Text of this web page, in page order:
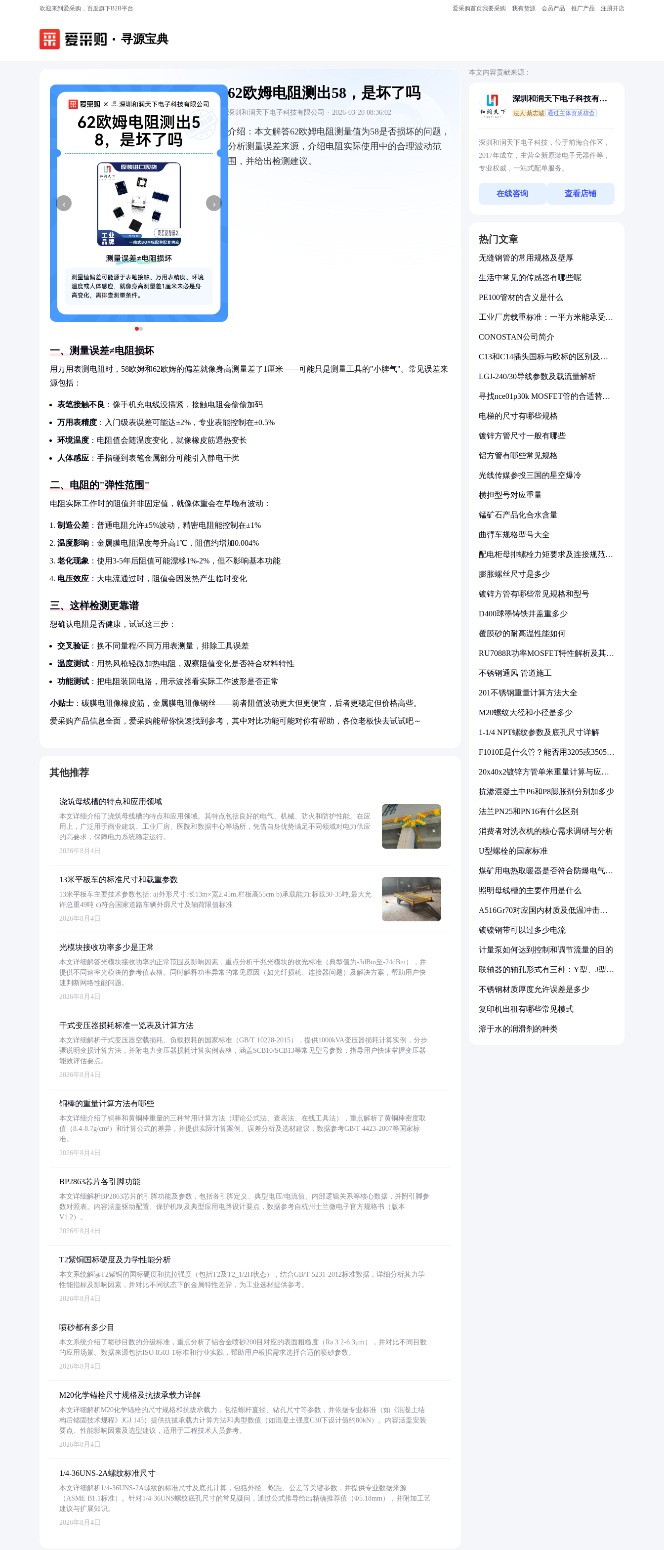
欢迎来到爱采购，百度旗下B2B平台 爱采购首页我要采购 我有货源 会员产品 推广产品 注册开店
寻源宝典
‹ ›
62欧姆电阻测出58，是坏了吗
深圳和润天下电子科技有限公司 · 2026-03-20 08:36:02
介绍： 本文解答62欧姆电阻测量值为58是否损坏的问题，
分析测量误差来源，介绍电阻实际使用中的合理波动范
围，并给出检测建议。
一、测量误差≠电阻损坏
用万用表测电阻时，58欧姆和62欧姆的偏差就像身高测量差了1厘米——可能只是测量工具的"小脾气"。常见误差来
源包括：
表笔接触不良 ：像手机充电线没插紧，接触电阻会偷偷加码
万用表精度 ：入门级表误差可能达±2%，专业表能控制在±0.5%
环境温度 ：电阻值会随温度变化，就像橡皮筋遇热变长
人体感应 ：手指碰到表笔金属部分可能引入静电干扰
二、电阻的"弹性范围"
电阻实际工作时的阻值并非固定值，就像体重会在早晚有波动：
制造公差 ：普通电阻允许±5%波动，精密电阻能控制在±1%
温度影响 ：金属膜电阻温度每升高1℃，阻值约增加0.004%
老化现象 ：使用3-5年后阻值可能漂移1%-2%，但不影响基本功能
电压效应 ：大电流通过时，阻值会因发热产生临时变化
三、这样检测更靠谱
想确认电阻是否健康，试试这三步：
交叉验证 ：换不同量程/不同万用表测量，排除工具误差
温度测试 ：用热风枪轻微加热电阻，观察阻值变化是否符合材料特性
功能测试 ：把电阻装回电路，用示波器看实际工作波形是否正常
小贴士 ：碳膜电阻像橡皮筋，金属膜电阻像钢丝——前者阻值波动更大但更便宜，后者更稳定但价格高些。
爱采购产品信息全面，爱采购能帮你快速找到参考，其中对比功能可能对你有帮助，各位老板快去试试吧～
其他推荐
浇筑母线槽的特点和应用领域
本文详细介绍了浇筑母线槽的特点和应用领域。其特点包括良好的电气、机械、防火和防护性能。在应
用上，广泛用于商业建筑、工业厂房、医院和数据中心等场所，凭借自身优势满足不同领域对电力供应
的高要求，保障电力系统稳定运行。
2026年8月4日
13米平板车的标准尺寸和载重参数
13米平板车主要技术参数包括: a)外形尺寸:长13m×宽2.45m,栏板高55cm b)承载能力:标载30-35吨,最大允
许总重49吨 c)符合国家道路车辆外廓尺寸及轴荷限值标准
2026年8月4日
光模块接收功率多少是正常
本文详细解答光模块接收功率的正常范围及影响因素，重点分析千兆光模块的收光标准（典型值为-3dBm至-24dBm），并
提供不同速率光模块的参考值表格。同时解释功率异常的常见原因（如光纤损耗、连接器问题）及解决方案，帮助用户快
速判断网络性能问题。
2026年8月4日
干式变压器损耗标准一览表及计算方法
本文详细解析干式变压器空载损耗、负载损耗的国家标准（GB/T 10228-2015），提供1000kVA变压器损耗计算实例，分步
骤说明变损计算方法，并附电力变压器损耗计算实例表格，涵盖SCB10/SCB13等常见型号参数，指导用户快速掌握变压器
能效评估要点。
2026年8月4日
铜棒的重量计算方法有哪些
本文详细介绍了铜棒和黄铜棒重量的三种常用计算方法（理论公式法、查表法、在线工具法），重点解析了黄铜棒密度取
值（8.4-8.7g/cm³）和计算公式的差异，并提供实际计算案例、误差分析及选材建议，数据参考GB/T 4423-2007等国家标
准。
2026年8月4日
BP2863芯片各引脚功能
本文详细解析BP2863芯片的引脚功能及参数，包括各引脚定义、典型电压/电流值、内部逻辑关系等核心数据，并附引脚参
数对照表。内容涵盖驱动配置、保护机制及典型应用电路设计要点，数据参考自杭州士兰微电子官方规格书（版本
V1.2）。
2026年8月4日
T2紫铜国标硬度及力学性能分析
本文系统解读T2紫铜的国标硬度和抗拉强度（包括T2及T2_1/2H状态），结合GB/T 5231-2012标准数据，详细分析其力学
性能指标及影响因素，并对比不同状态下的金属特性差异，为工业选材提供参考。
2026年8月4日
喷砂都有多少目
本文系统介绍了喷砂目数的分级标准，重点分析了铝合金喷砂200目对应的表面粗糙度（Ra 3.2-6.3μm），并对比不同目数
的应用场景。数据来源包括ISO 8503-1标准和行业实践，帮助用户根据需求选择合适的喷砂参数。
2026年8月4日
M20化学锚栓尺寸规格及抗拔承载力详解
本文详细解析M20化学锚栓的尺寸规格和抗拔承载力，包括螺杆直径、钻孔尺寸等参数，并依据专业标准（如《混凝土结
构后锚固技术规程》JGJ 145）提供抗拔承载力计算方法和典型数值（如混凝土强度C30下设计值约80kN）。内容涵盖安装
要点、性能影响因素及选型建议，适用于工程技术人员参考。
2026年8月4日
1/4-36UNS-2A螺纹标准尺寸
本文详细解析1/4-36UNS-2A螺纹的标准尺寸及底孔计算，包括外径、螺距、公差等关键参数，并提供专业数据来源
（ASME B1.1标准）。针对1/4-36UNS螺纹底孔尺寸的常见疑问，通过公式推导给出精确推荐值（Φ5.18mm），并附加工艺
建议与扩展知识。
2026年8月4日
本文内容贡献来源：
深圳和润天下电子科技有限
法人:蔡志诚 通过主体资质核查
深圳和润天下电子科技，位于前海合作区，
2017年成立，主营全新原装电子元器件等，
专业权威，一站式配单服务。
在线咨询 查看店铺
热门文章
无缝钢管的常用规格及壁厚
生活中常见的传感器有哪些呢
PE100管材的含义是什么
工业厂房载重标准：一平方米能承受多
CONOSTAN公司简介
C13和C14插头国标与欧标的区别及其
LGJ-240/30导线参数及载流量解析
寻找nce01p30k MOSFET管的合适替代
电梯的尺寸有哪些规格
镀锌方管尺寸一般有哪些
铝方管有哪些常见规格
光线传媒参投三国的星空爆冷
横担型号对应重量
锰矿石产品化合水含量
曲臂车规格型号大全
配电柜母排螺栓力矩要求及连接规范详
膨胀螺丝尺寸是多少
镀锌方管有哪些常见规格和型号
D400球墨铸铁井盖重多少
覆膜砂的耐高温性能如何
RU7088R功率MOSFET特性解析及其在
不锈钢通风 管道施工
201不锈钢重量计算方法大全
M20螺纹大径和小径是多少
1-1/4 NPT螺纹参数及底孔尺寸详解
F1010E是什么管？能否用3205或3505代
20x40x2镀锌方管单米重量计算与应用
抗渗混凝土中P6和P8膨胀剂分别加多少
法兰PN25和PN16有什么区别
消费者对洗衣机的核心需求调研与分析
U型螺栓的国家标准
煤矿用电热取暖器是否符合防爆电气设
照明母线槽的主要作用是什么
A516Gr70对应国内材质及低温冲击要
镀镍钢带可以过多少电流
计量泵如何达到控制和调节流量的目的
联轴器的轴孔形式有三种：Y型、J型、
不锈钢材质厚度允许误差是多少
复印机出租有哪些常见模式
溶于水的润滑剂的种类